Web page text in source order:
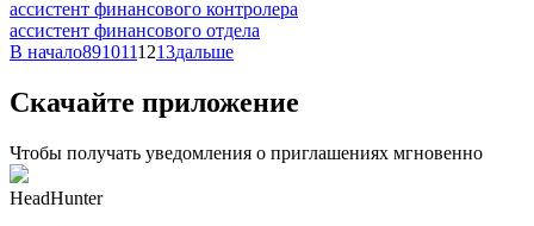
ассистент финансового контролера
ассистент финансового отдела
В начало8910111213дальше
Скачайте приложение
Чтобы получать уведомления о приглашениях мгновенно
HeadHunter